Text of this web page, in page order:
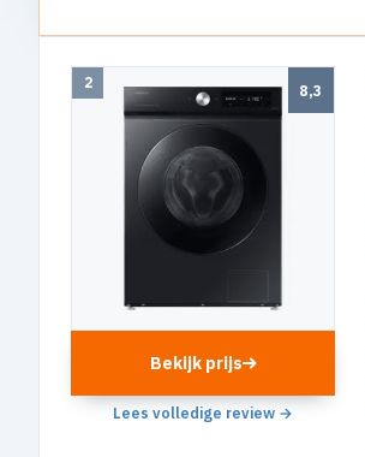
2 8,3
Bekijk prijs
Lees volledige review →